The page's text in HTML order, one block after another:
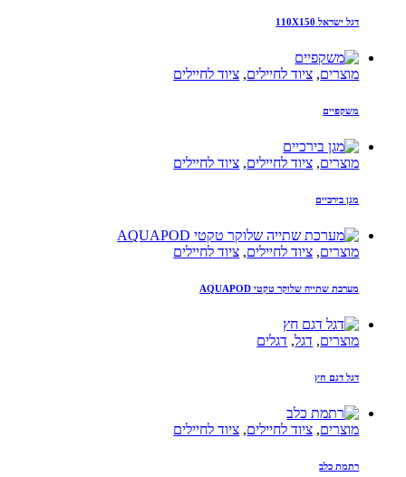
דגל ישראל 110X150
מוצרים, ציוד לחיילים, ציוד לחיילים
משקפיים
מוצרים, ציוד לחיילים, ציוד לחיילים
מגן בירכיים
מוצרים, ציוד לחיילים, ציוד לחיילים
מערכת שתייה שלוקר טקטי AQUAPOD
מוצרים, דגל, דגלים
דגל דגם חץ
מוצרים, ציוד לחיילים, ציוד לחיילים
רתמת כלב